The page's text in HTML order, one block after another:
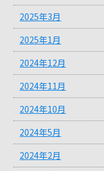
2025年3月
2025年1月
2024年12月
2024年11月
2024年10月
2024年5月
2024年2月